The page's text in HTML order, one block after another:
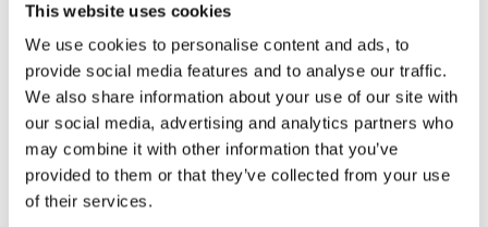
This website uses cookies
We use cookies to personalise content and ads, to
provide social media features and to analyse our traffic.
We also share information about your use of our site with
our social media, advertising and analytics partners who
may combine it with other information that you’ve
provided to them or that they’ve collected from your use
of their services.
Välj antal
KÖP Lägg
Lagerstatus I lager 2-10 dagars leveranstid
Artikelnr
123222
Tillverkare